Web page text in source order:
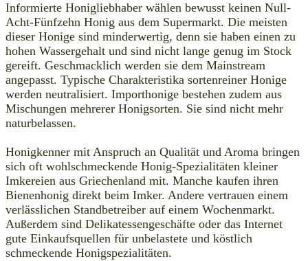
Informierte Honigliebhaber wählen bewusst keinen Null-
Acht-Fünfzehn Honig aus dem Supermarkt. Die meisten
dieser Honige sind minderwertig, denn sie haben einen zu
hohen Wassergehalt und sind nicht lange genug im Stock
gereift. Geschmacklich werden sie dem Mainstream
angepasst. Typische Charakteristika sortenreiner Honige
werden neutralisiert. Importhonige bestehen zudem aus
Mischungen mehrerer Honigsorten. Sie sind nicht mehr
naturbelassen.
Honigkenner mit Anspruch an Qualität und Aroma bringen
sich oft wohlschmeckende Honig-Spezialitäten kleiner
Imkereien aus Griechenland mit. Manche kaufen ihren
Bienenhonig direkt beim Imker. Andere vertrauen einem
verlässlichen Standbetreiber auf einem Wochenmarkt.
Außerdem sind Delikatessengeschäfte oder das Internet
gute Einkaufsquellen für unbelastete und köstlich
schmeckende Honigspezialitäten.